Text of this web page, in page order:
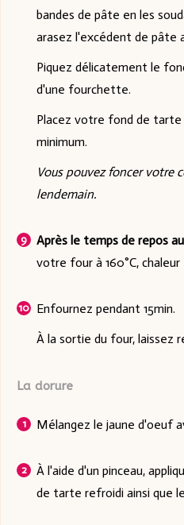
bandes de pâte en les
arasez l'excédent de pâte
Piquez délicatement le
d'une fourchette.
Placez votre fond de tarte
minimum.
Vous pouvez foncer votre
lendemain.
Après le temps de repos
votre four à 160°C,
Enfournez pendant 15min.
À la sortie du four, laissez
La dorure
Mélangez le jaune d'oeuf
À l'aide d'un pinceau,
de tarte refroidi ainsi que